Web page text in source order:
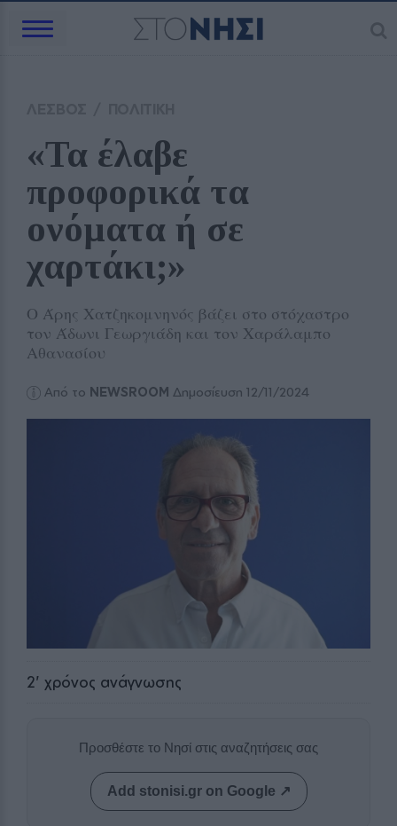
«Τα έλαβε
προφορικά τα
ονόματα ή σε
χαρτάκι;»
Ο Άρης Χατζηκομνηνός βάζει στο στόχαστρο
τον Άδωνι Γεωργιάδη και τον Χαράλαμπο
Αθανασίου
Από το NEWSROOM Δημοσίευση 12/11/2024
2' χρόνος ανάγνωσης
Προσθέστε το Νησί στις αναζητήσεις σας
Add stonisi.gr on Google ↗